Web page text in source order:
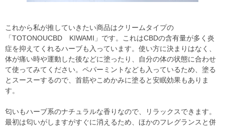
これから私が推していきたい商品はクリームタイプの
「TOTONOUCBD KIWAMI」です。これはCBDの含有量が多く炎
症を抑えてくれるハーブも入っています。使い方に決まりはなく、
体が痛い時や運動した後などに塗ったり、自分の体の状態に合わせ
て使ってみてください。ペパーミントなども入っているため、塗る
とスースーするので、首筋やこめかみに塗ると安眠効果もありま
す。
匂いもハーブ系のナチュラルな香りなので、リラックスできます。
最初は匂いがしますがすぐに消えるため、ほかのフレグランスと併